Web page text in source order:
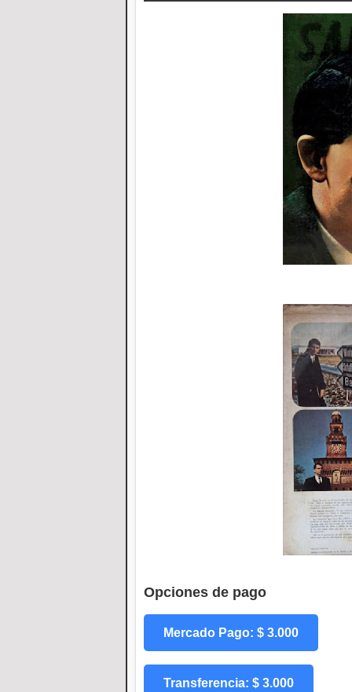
Opciones de pago
Mercado Pago: $ 3.000
Transferencia: $ 3.000